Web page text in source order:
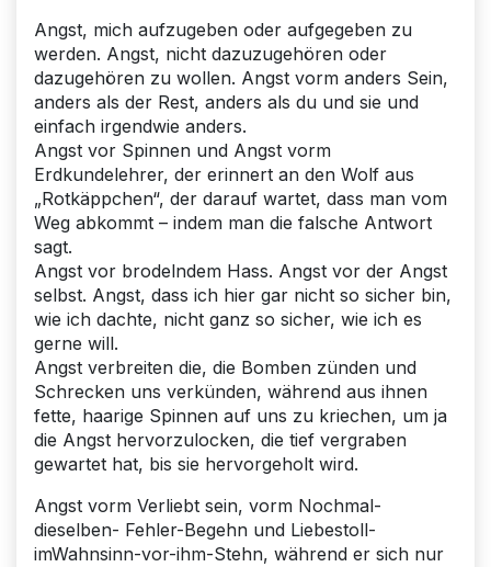
Angst, mich aufzugeben oder aufgegeben zu
werden. Angst, nicht dazuzugehören oder
dazugehören zu wollen. Angst vorm anders Sein,
anders als der Rest, anders als du und sie und
einfach irgendwie anders.
Angst vor Spinnen und Angst vorm
Erdkundelehrer, der erinnert an den Wolf aus
„Rotkäppchen“, der darauf wartet, dass man vom
Weg abkommt – indem man die falsche Antwort
sagt.
Angst vor brodelndem Hass. Angst vor der Angst
selbst. Angst, dass ich hier gar nicht so sicher bin,
wie ich dachte, nicht ganz so sicher, wie ich es
gerne will.
Angst verbreiten die, die Bomben zünden und
Schrecken uns verkünden, während aus ihnen
fette, haarige Spinnen auf uns zu kriechen, um ja
die Angst hervorzulocken, die tief vergraben
gewartet hat, bis sie hervorgeholt wird.
Angst vorm Verliebt sein, vorm Nochmal-
dieselben- Fehler-Begehn und Liebestoll-
imWahnsinn-vor-ihm-Stehn, während er sich nur